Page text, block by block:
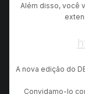
Além disso, você
A nova edição do
Convidamo-lo